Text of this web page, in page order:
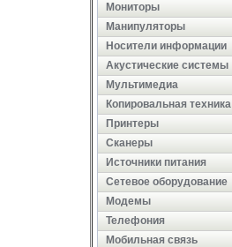
Мониторы
Манипуляторы
Носители информации
Акустические системы
Мультимедиа
Копировальная техника
Принтеры
Сканеры
Источники питания
Сетевое оборудование
Модемы
Телефония
Мобильная связь